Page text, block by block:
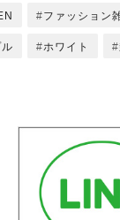
ファッション
ホワイト